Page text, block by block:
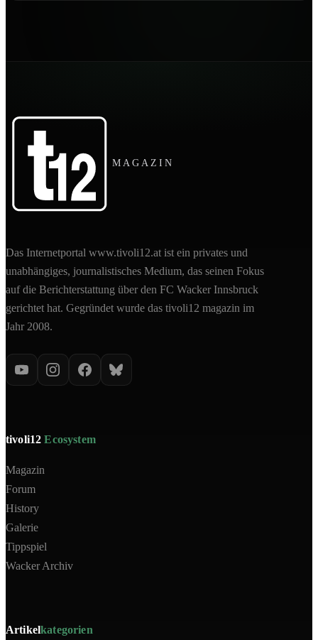
MAGAZIN
Das Internetportal www.tivoli12.at ist ein privates und
unabhängiges, journalistisches Medium, das seinen Fokus
auf die Berichterstattung über den FC Wacker Innsbruck
gerichtet hat. Gegründet wurde das tivoli12 magazin im
Jahr 2008.
tivoli12Ecosystem
Magazin
Forum
History
Galerie
Tippspiel
Wacker Archiv
Artikelkategorien